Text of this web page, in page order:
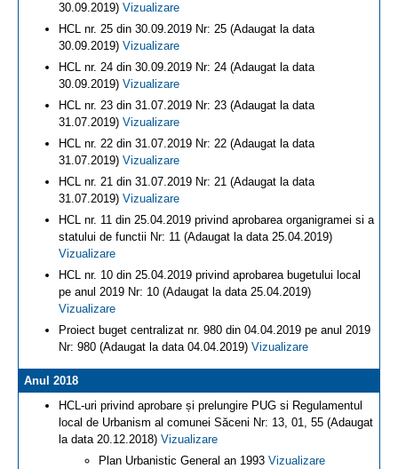
30.09.2019) Vizualizare
HCL nr. 25 din 30.09.2019 Nr: 25 (Adaugat la data
30.09.2019) Vizualizare
HCL nr. 24 din 30.09.2019 Nr: 24 (Adaugat la data
30.09.2019) Vizualizare
HCL nr. 23 din 31.07.2019 Nr: 23 (Adaugat la data
31.07.2019) Vizualizare
HCL nr. 22 din 31.07.2019 Nr: 22 (Adaugat la data
31.07.2019) Vizualizare
HCL nr. 21 din 31.07.2019 Nr: 21 (Adaugat la data
31.07.2019) Vizualizare
HCL nr. 11 din 25.04.2019 privind aprobarea organigramei si a
statului de functii Nr: 11 (Adaugat la data 25.04.2019)
Vizualizare
HCL nr. 10 din 25.04.2019 privind aprobarea bugetului local
pe anul 2019 Nr: 10 (Adaugat la data 25.04.2019)
Vizualizare
Proiect buget centralizat nr. 980 din 04.04.2019 pe anul 2019
Nr: 980 (Adaugat la data 04.04.2019) Vizualizare
Anul 2018
HCL-uri privind aprobare și prelungire PUG si Regulamentul
local de Urbanism al comunei Săceni Nr: 13, 01, 55 (Adaugat
la data 20.12.2018) Vizualizare
Plan Urbanistic General an 1993 Vizualizare